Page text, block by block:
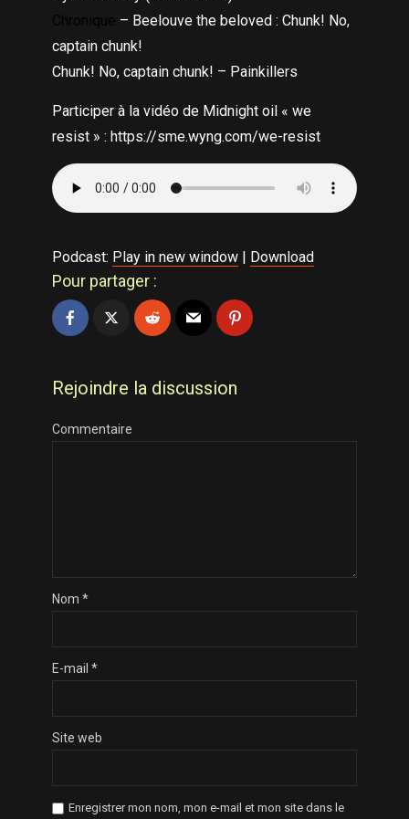
– Beelouve the beloved : Chunk! No,
captain chunk!
Chunk! No, captain chunk! – Painkillers
Participer à la vidéo de Midnight oil « we
resist » : https://sme.wyng.com/we-resist
Podcast: Play in new window | Download
Pour partager :
Rejoindre la discussion
Commentaire
Nom *
E-mail *
Site web
Enregistrer mon nom, mon e-mail et mon site dans le